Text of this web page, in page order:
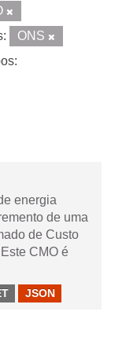
ONS
energia
de uma
de Custo
CMO é
JSON